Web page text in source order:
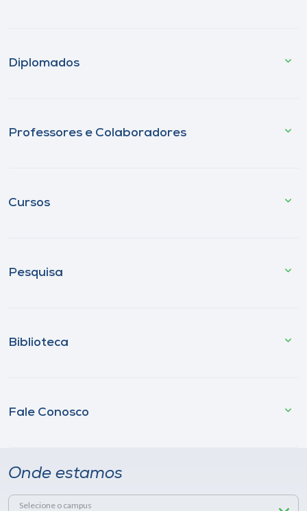
Diplomados
Professores e Colaboradores
Cursos
Pesquisa
Biblioteca
Fale Conosco
Onde estamos
Selecione o campus